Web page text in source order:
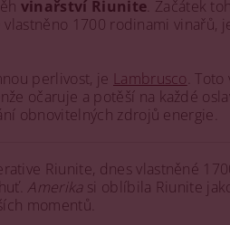
vinařství Riunite . Začátek
1700 rodinami vinařů,
perlivost, je Lambrusco .
očaruje a potěší na každé
obnovitelných zdrojů energie.
Riunite, dnes vlastněné
Amerikasi oblíbila Riunite
momentů.